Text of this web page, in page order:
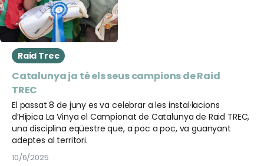
Raid Trec
Catalunya ja té els seus campions de Raid
TREC
El passat 8 de juny es va celebrar a les instal·lacions
d’Hípica La Vinya el Campionat de Catalunya de Raid TREC,
una disciplina eqüestre que, a poc a poc, va guanyant
adeptes al territori.
10/6/2025